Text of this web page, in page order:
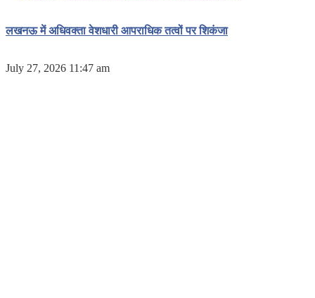
लखनऊ में अधिवक्ता वेशधारी आपराधिक तत्वों पर शिकंजा
July 27, 2026 11:47 am